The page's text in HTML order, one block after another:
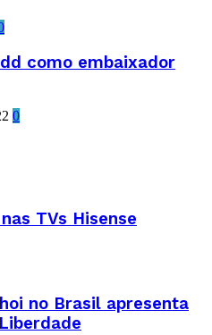
como embaixador
0
TVs Hisense
no Brasil apresenta